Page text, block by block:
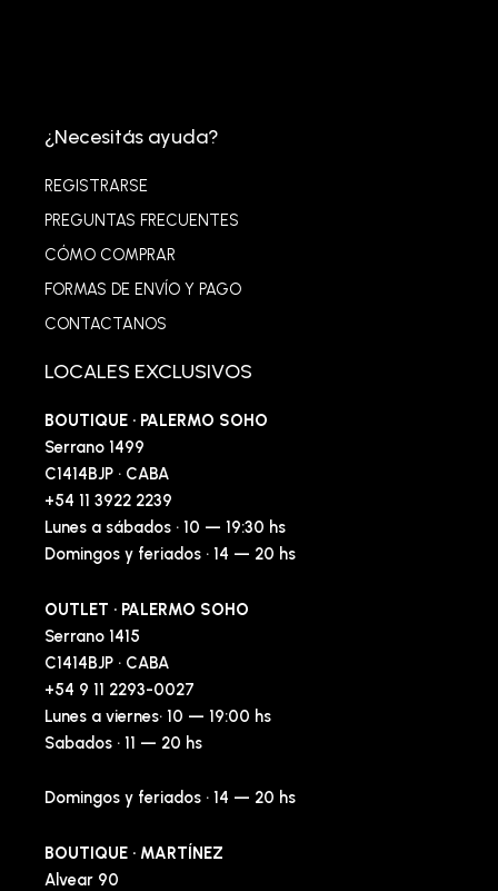
¿Necesitás ayuda?
REGISTRARSE
PREGUNTAS FRECUENTES
CÓMO COMPRAR
FORMAS DE ENVÍO Y PAGO
CONTACTANOS
LOCALES EXCLUSIVOS
BOUTIQUE · PALERMO SOHO
Serrano 1499
C1414BJP · CABA
+54 11 3922 2239
Lunes a sábados · 10 — 19:30 hs
Domingos y feriados · 14 — 20 hs
OUTLET · PALERMO SOHO
Serrano 1415
C1414BJP · CABA
+54 9 11 2293-0027
Lunes a viernes· 10 — 19:00 hs
Sabados · 11 — 20 hs
Domingos y feriados · 14 — 20 hs
BOUTIQUE · MARTÍNEZ
Alvear 90